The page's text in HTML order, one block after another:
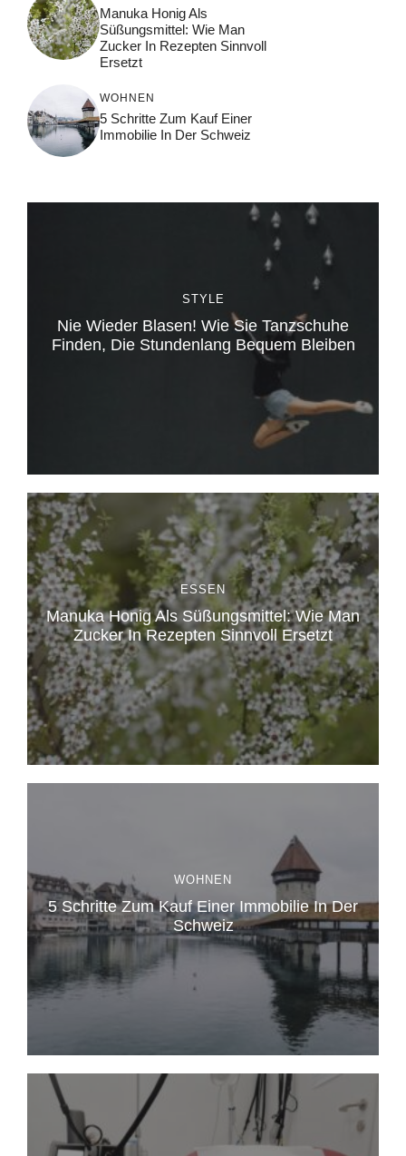
Manuka Honig Als
Süßungsmittel: Wie Man
Zucker In Rezepten Sinnvoll
Ersetzt
WOHNEN
5 Schritte Zum Kauf Einer
Immobilie In Der Schweiz
STYLE
Nie Wieder Blasen! Wie Sie Tanzschuhe
Finden, Die Stundenlang Bequem Bleiben
ESSEN
Manuka Honig Als Süßungsmittel: Wie Man
Zucker In Rezepten Sinnvoll Ersetzt
WOHNEN
5 Schritte Zum Kauf Einer Immobilie In Der
Schweiz